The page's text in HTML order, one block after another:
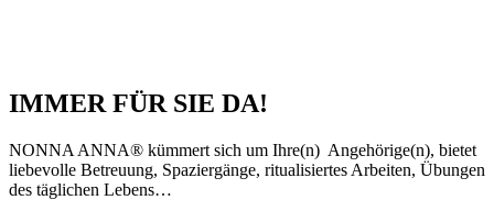
IMMER FÜR SIE DA!
NONNA ANNA® kümmert sich um Ihre(n) Angehörige(n), bietet
liebevolle Betreuung, Spaziergänge, ritualisiertes Arbeiten, Übungen
des täglichen Lebens…